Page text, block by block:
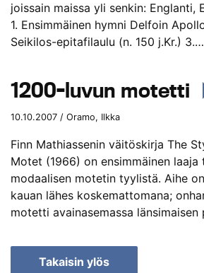
joissain maissa yli senkin: Englanti,
1. Ensimmäinen hymni Delfoin
Seikilos-epitafilaulu (n. 150 j.Kr.) 3.…
1200-luvun motetti
10.10.2007 / Oramo, Ilkka
Finn Mathiassenin väitöskirja The
Motet (1966) on ensimmäinen laaja
modaalisen motetin tyylistä. Aihe
kauan lähes koskemattomana;
motetti avainasemassa
Takaisin ylös